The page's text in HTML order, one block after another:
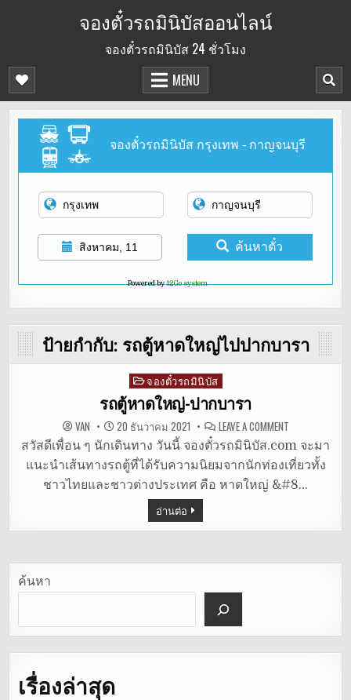
จองตั๋วรถมินิบัสออนไลน์
จองตั๋วรถมินิบัส 24 ชั่วโมง
MENU
จองตั๋วรถมินิบัส กรุงเทพ - กาญจนบุรี
สิงหาคม, 11 ค้นหาตั๋ว
Powered by12Go system
ป้ายกำกับ: รถตู้หาดใหญ่ไปปากบารา
Posted
in
จองตั๋วรถมินิบัส
รถตู้หาดใหญ่-ปากบารา
VAN 20 ธันวาคม 2021 LEAVE A COMMENTON
ตู้
หาดใหญ่-
ปาก
บารา
สวัสดีเพื่อน ๆ นักเดินทาง วันนี้ จองตั๋วรถมินิบัส.com จะมา
แนะนำเส้นทางรถตู้ที่ได้รับความนิยมจากนักท่องเที่ยวทั้ง
ชาวไทยและชาวต่างประเทศ คือ หาดใหญ่ &#8…
อ่านต่อ
ค้นหา
เรื่องล่าสุด